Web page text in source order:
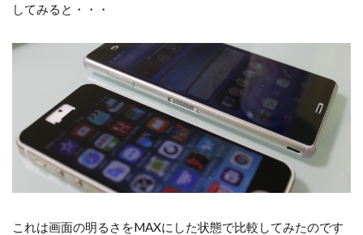
してみると・・・
これは画面の明るさをMAXにした状態で比較してみたのです